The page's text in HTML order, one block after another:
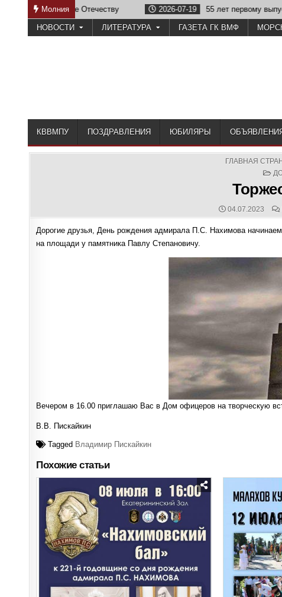
Молния
на службе Отечеству 2026-07-19 55 лет первому выпуску
НОВОСТИ ЛИТЕРАТУРА ГАЗЕТА ГК ВМФ
КВВМПУ ПОЗДРАВЛЕНИЯ ЮБИЛЯРЫ
ГЛАВНАЯ
IN
PUBLISHED
DATE:
04.07.2023
Дорогие друзья, День рождения адмирала П.С. Нахимова
на площади у памятника Павлу Степановичу.
Вечером в 16.00 приглашаю Вас в Дом офицеров на творческую
В.В. Пискайкин
Tagged Владимир Пискайкин
Похожие статьи
Posted
in
in